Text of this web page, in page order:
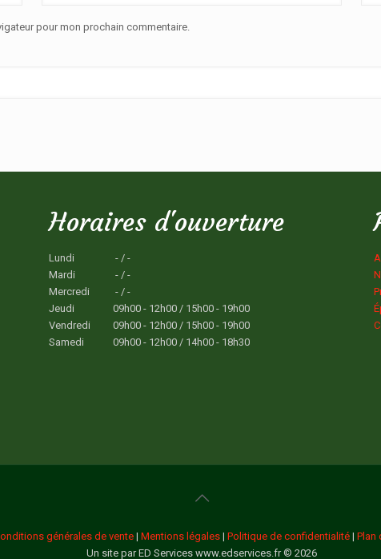
pour mon prochain commentaire.
Horaires d'ouverture
Lundi
- / -
Mardi
- / -
Mercredi
- / -
Jeudi
09h00 - 12h00 / 15h00 - 19h00
Vendredi
09h00 - 12h00 / 15h00 - 19h00
Samedi
09h00 - 12h00 / 14h00 - 18h30
générales de vente | Mentions légales | Politique de confidentialité | Plan
Un site par ED Services www.edservices.fr © 2026